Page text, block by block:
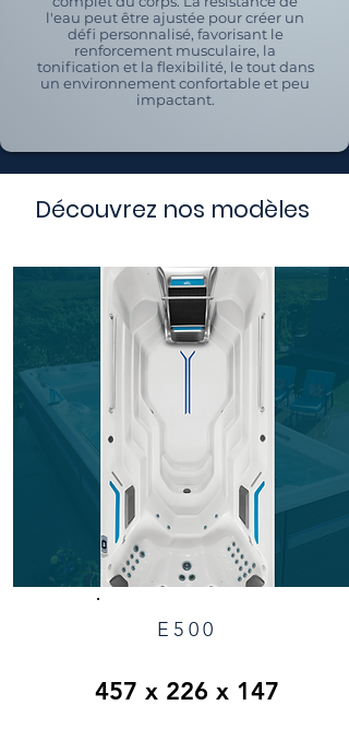
l'eau peut être ajustée pour créer un
défi personnalisé, favorisant le
renforcement musculaire, la
tonification et la flexibilité, le tout dans
un environnement confortable et peu
impactant.
Découvrez nos modèles
E500
457 x 226 x 147